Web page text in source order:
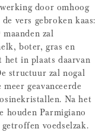
door omhoog
vers gebroken kaas:
zal
boter, gras en
het in plaats daarvan
structuur zal nogal
geavanceerde
Na het
houden Parmigiano
voedselzak.